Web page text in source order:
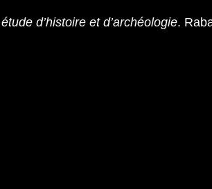
d’histoire et d’archéologie.